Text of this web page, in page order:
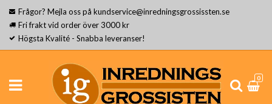
Frågor? Mejla oss på kundservice@inredningsgrossissten.se
Fri frakt vid order över 3000 kr
Högsta Kvalité - Snabba leveranser!
0